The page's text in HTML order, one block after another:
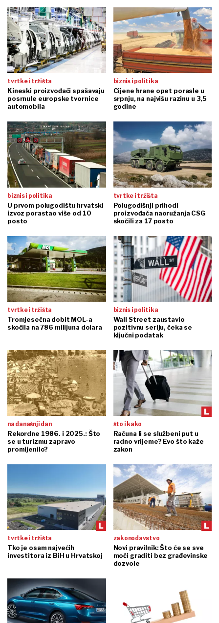
tvrtke i tržišta
Kineski proizvođači spašavaju
posrnule europske tvornice
automobila
biznis i politika
Cijene hrane opet porasle u
srpnju, na najvišu razinu u 3,5
godine
biznis i politika
U prvom polugodištu hrvatski
izvoz porastao više od 10
posto
tvrtke i tržišta
Polugodišnji prihodi
proizvođača naoružanja CSG
skočili za 17 posto
tvrtke i tržišta
Tromjesečna dobit MOL-a
skočila na 786 milijuna dolara
biznis i politika
Wall Street zaustavio
pozitivnu seriju, čeka se
ključni podatak
na današnji dan
Rekordne 1986. i 2025.: Što
se u turizmu zapravo
promijenilo?
što i kako
Računa li se službeni put u
radno vrijeme? Evo što kaže
zakon
tvrtke i tržišta
Tko je osam najvećih
investitora iz BiH u Hrvatskoj
zakonodavstvo
Novi pravilnik: Što će se sve
moći graditi bez građevinske
dozvole